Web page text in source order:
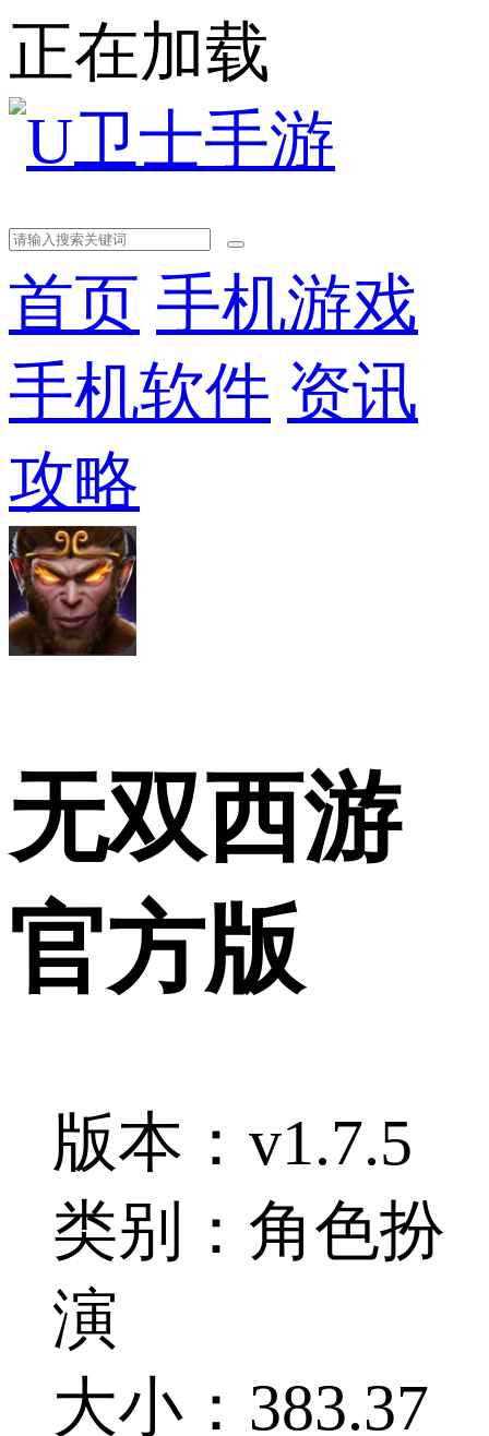
正在加载
首页 手机游戏
手机软件 资讯
攻略
无双西游
官方版
版本：v1.7.5
类别：角色扮
演
大小：383.37